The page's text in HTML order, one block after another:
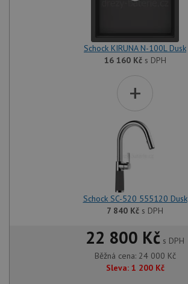
Schock KIRUNA N-100L Dusk
16 160 Kčs DPH
+
Schock SC-520 555120 Dusk
7 840 Kč s DPH
22 800 Kč s DPH
Běžná cena: 24 000 Kč
Sleva: 1 200 Kč